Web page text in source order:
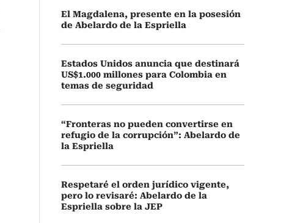
El Magdalena, presente en la posesión
de Abelardo de la Espriella
Estados Unidos anuncia que destinará
US$1.000 millones para Colombia en
temas de seguridad
“Fronteras no pueden convertirse en
refugio de la corrupción”: Abelardo de
la Espriella
Respetaré el orden jurídico vigente,
pero lo revisaré: Abelardo de la
Espriella sobre la JEP